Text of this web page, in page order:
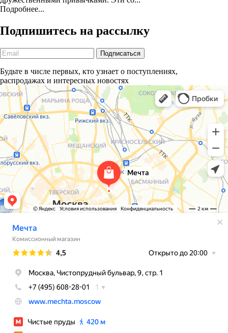
Подробнее...
Подпишитесь на рассылку
Будьте в числе первых, кто узнает о поступлениях,
распродажах и интересных новостях